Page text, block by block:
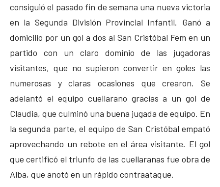
consiguió el pasado fin de semana una nueva victoria
en la Segunda División Provincial Infantil. Ganó a
domicilio por un gol a dos al San Cristóbal Fem en un
partido con un claro dominio de las jugadoras
visitantes, que no supieron convertir en goles las
numerosas y claras ocasiones que crearon. Se
adelantó el equipo cuellarano gracias a un gol de
Claudia, que culminó una buena jugada de equipo. En
la segunda parte, el equipo de San Cristóbal empató
aprovechando un rebote en el área visitante. El gol
que certificó el triunfo de las cuellaranas fue obra de
Alba, que anotó en un rápido contraataque.